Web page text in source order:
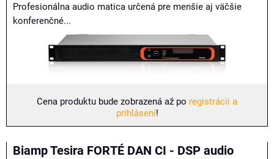
Profesionálna audio matica určená pre menšie aj väčšie
konferenčné...
Cena produktu bude zobrazená až po registrácii a
prihlásení!
Biamp Tesira FORTÉ DAN CI - DSP audio